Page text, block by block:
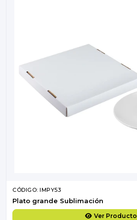
CÓDIGO: IMPY53
Plato grande Sublimación
Ver Producto